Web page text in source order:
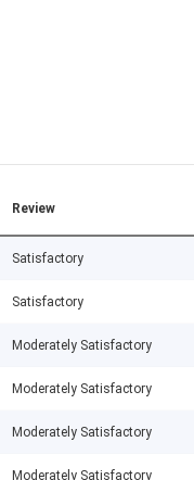
Review
Satisfactory
Satisfactory
Moderately Satisfactory
Moderately Satisfactory
Moderately Satisfactory
Moderately Satisfactory